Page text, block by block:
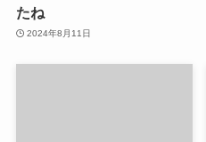
たね
2024年8月11日